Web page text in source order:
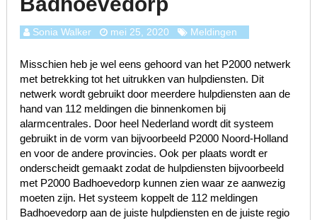
Sonia Walker mei 25, 2020 Meldingen
Misschien heb je wel eens gehoord van het P2000 netwerk
met betrekking tot het uitrukken van hulpdiensten. Dit
netwerk wordt gebruikt door meerdere hulpdiensten aan de
hand van 112 meldingen die binnenkomen bij
alarmcentrales. Door heel Nederland wordt dit systeem
gebruikt in de vorm van bijvoorbeeld P2000 Noord-Holland
en voor de andere provincies. Ook per plaats wordt er
onderscheidt gemaakt zodat de hulpdiensten bijvoorbeeld
met P2000 Badhoevedorp kunnen zien waar ze aanwezig
moeten zijn. Het systeem koppelt de 112 meldingen
Badhoevedorp aan de juiste hulpdiensten en de juiste regio